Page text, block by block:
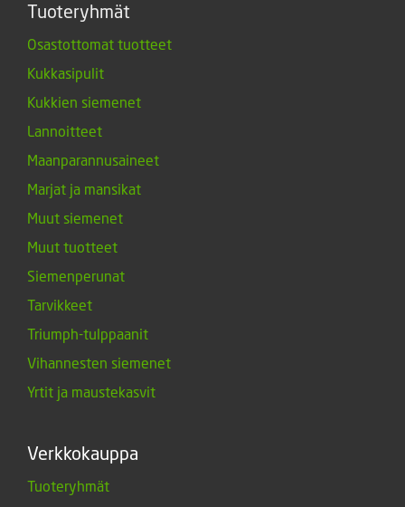
Tuoteryhmät
Osastottomat tuotteet
Kukkasipulit
Kukkien siemenet
Lannoitteet
Maanparannusaineet
Marjat ja mansikat
Muut siemenet
Muut tuotteet
Siemenperunat
Tarvikkeet
Triumph-tulppaanit
Vihannesten siemenet
Yrtit ja maustekasvit
Verkkokauppa
Tuoteryhmät